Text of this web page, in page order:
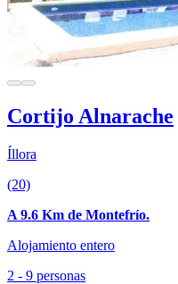
Cortijo Alnarache
Íllora
(20)
A 9.6 Km de Montefrío.
Alojamiento entero
2 - 9 personas